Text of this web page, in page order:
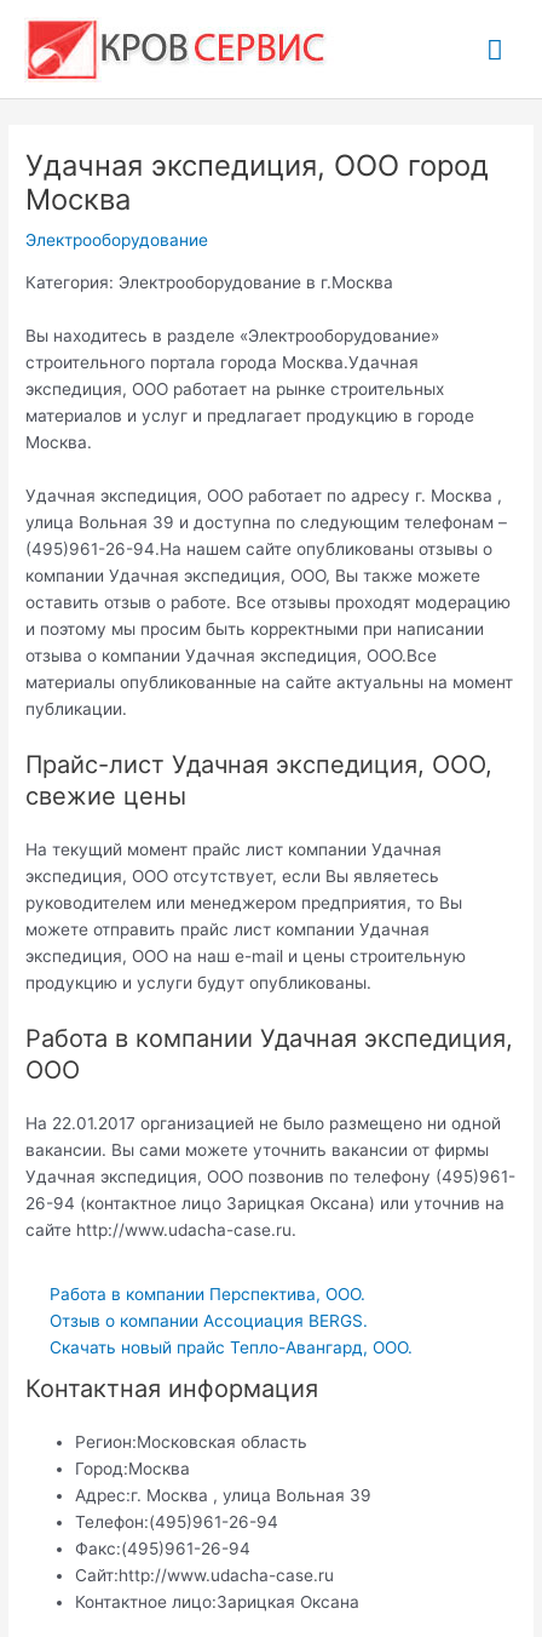
содержимому
Удачная экспедиция, ООО город
Москва
Электрооборудование
Категория: Электрооборудование в г.Москва
Вы находитесь в разделе «Электрооборудование»
строительного портала города Москва.Удачная
экспедиция, ООО работает на рынке строительных
материалов и услуг и предлагает продукцию в городе
Москва.
Удачная экспедиция, ООО работает по адресу г. Москва ,
улица Вольная 39 и доступна по следующим телефонам –
(495)961-26-94.На нашем сайте опубликованы отзывы о
компании Удачная экспедиция, ООО, Вы также можете
оставить отзыв о работе. Все отзывы проходят модерацию
и поэтому мы просим быть корректными при написании
отзыва о компании Удачная экспедиция, ООО.Все
материалы опубликованные на сайте актуальны на момент
публикации.
Прайс-лист Удачная экспедиция, ООО,
свежие цены
На текущий момент прайс лист компании Удачная
экспедиция, ООО отсутствует, если Вы являетесь
руководителем или менеджером предприятия, то Вы
можете отправить прайс лист компании Удачная
экспедиция, ООО на наш e-mail и цены строительную
продукцию и услуги будут опубликованы.
Работа в компании Удачная экспедиция,
ООО
На 22.01.2017 организацией не было размещено ни одной
вакансии. Вы сами можете уточнить вакансии от фирмы
Удачная экспедиция, ООО позвонив по телефону (495)961-
26-94 (контактное лицо Зарицкая Оксана) или уточнив на
сайте http://www.udacha-case.ru.
Работа в компании Перспектива, ООО.
Отзыв о компании Ассоциация BERGS.
Скачать новый прайс Тепло-Авангард, ООО.
Контактная информация
Регион:Московская область
Город:Москва
Адрес:г. Москва , улица Вольная 39
Телефон:(495)961-26-94
Факс:(495)961-26-94
Сайт:http://www.udacha-case.ru
Контактное лицо:Зарицкая Оксана